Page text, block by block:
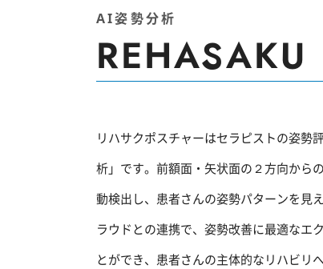
AI姿勢分析
リハサクポスチャーはセラピストの姿勢
析」です。前額面・矢状面の２方向から
動検出し、患者さんの姿勢パターンを見
ラウドとの連携で、姿勢改善に最適なエ
とができ、患者さんの主体的なリハビリ